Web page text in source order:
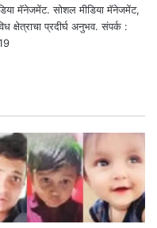
मॅनेजमेंट. सोशल मीडिया मॅनेजमेंट,
क्षेत्राचा प्रदीर्घ अनुभव. संपर्क :